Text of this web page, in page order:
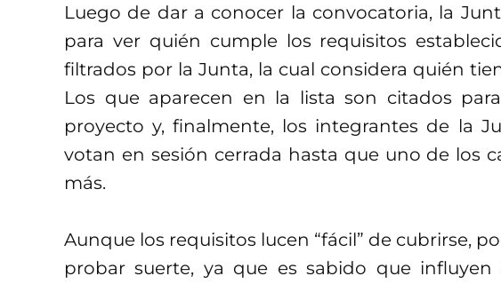
Luego de dar a conocer la convocatoria, la
para ver quién cumple los requisitos
filtrados por la Junta, la cual considera quién
Los que aparecen en la lista son citados
proyecto y, finalmente, los integrantes de la
votan en sesión cerrada hasta que uno de los
más.
Aunque los requisitos lucen “fácil” de cubrirse,
probar suerte, ya que es sabido que influyen